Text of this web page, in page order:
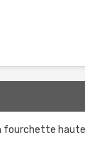
fourchette